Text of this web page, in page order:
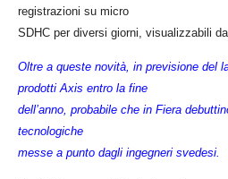
registrazioni su micro
SDHC per diversi giorni, visualizzabili da
Oltre a queste novità, in previsione del
prodotti Axis entro la fine
dell’anno, probabile che in Fiera
tecnologiche
messe a punto dagli ingegneri svedesi.